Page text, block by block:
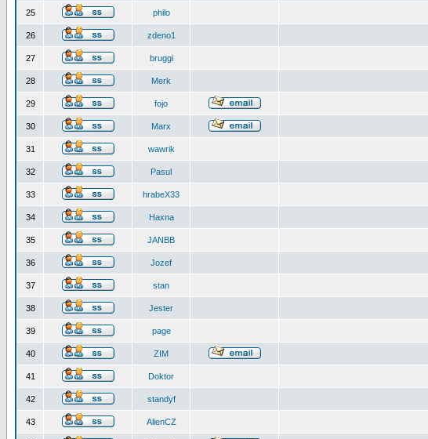
25 philo
26 zdeno1
27 bruggi
28 Merk
29 fojo
30 Marx
31 wawrik
32 Pasul
33 hrabeX33
34 Haxna
35 JANBB
36 Jozef
37 stan
38 Jester
39 page
40 ZIM
41 Doktor
42 standyf
43 AlienCZ